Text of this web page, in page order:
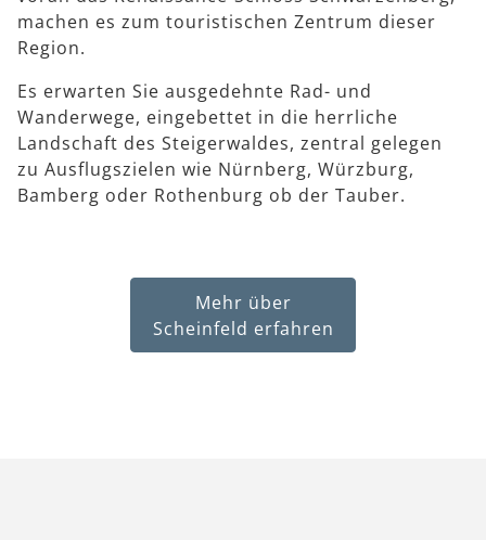
machen es zum touristischen Zentrum dieser
Region.
Es erwarten Sie ausgedehnte Rad- und
Wanderwege, eingebettet in die herrliche
Landschaft des Steigerwaldes, zentral gelegen
zu Ausflugszielen wie Nürnberg, Würzburg,
Bamberg oder Rothenburg ob der Tauber.
Mehr über
Scheinfeld erfahren